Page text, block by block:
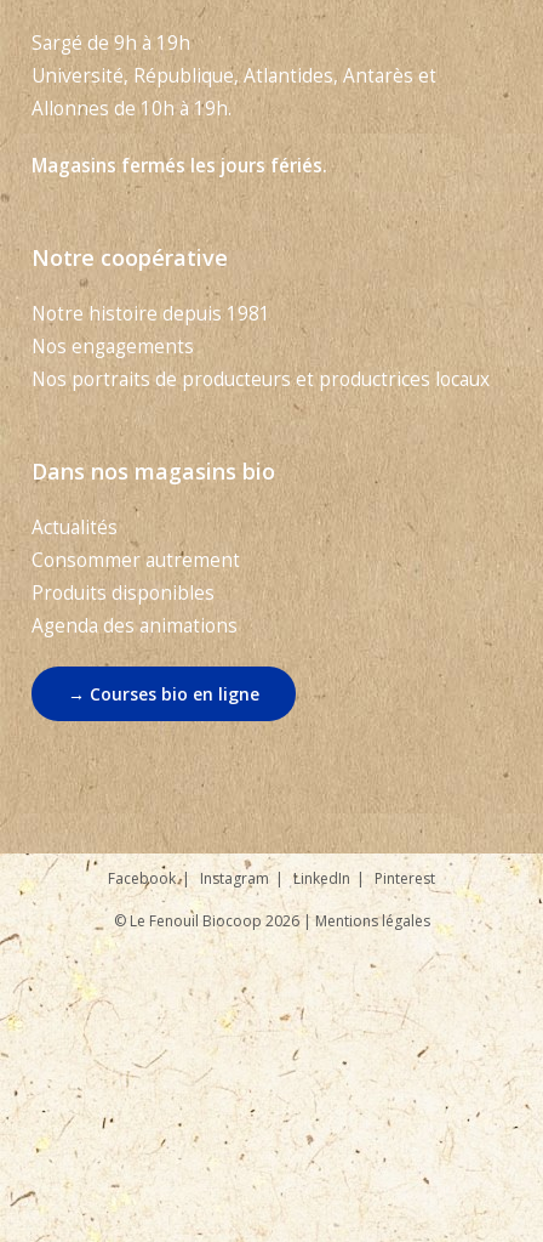
Sargé de 9h à 19h
Université, République, Atlantides, Antarès et
Allonnes de 10h à 19h.
Magasins fermés les jours fériés.
Notre coopérative
Notre histoire depuis 1981
Nos engagements
Nos portraits de producteurs et productrices locaux
Dans nos magasins bio
Actualités
Consommer autrement
Produits disponibles
Agenda des animations
→ Courses bio en ligne
Facebook Instagram LinkedIn Pinterest
© Le Fenouil Biocoop 2026 |Mentions légales